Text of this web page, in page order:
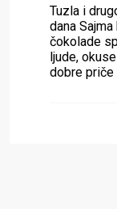
Tuzla i
dana
čokolade
ljude,
dobre priče